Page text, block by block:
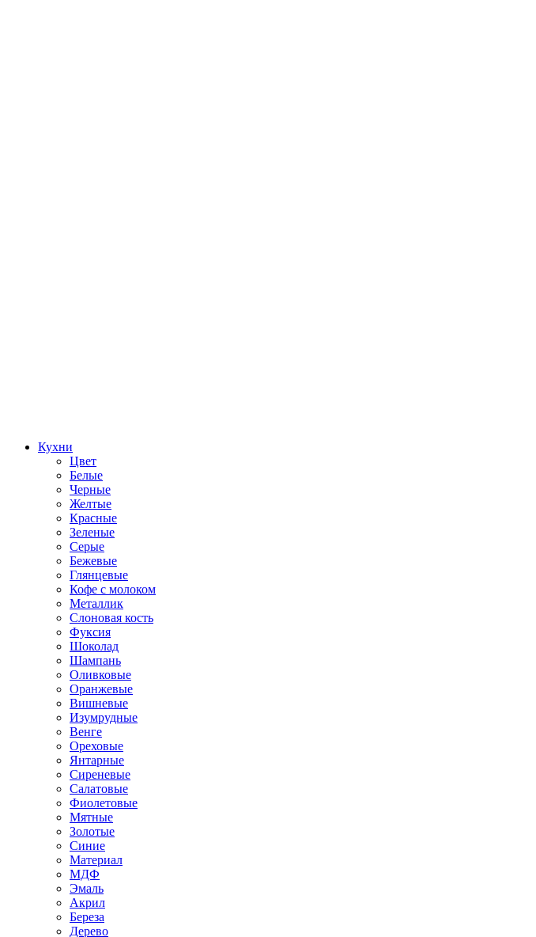
Кухни
Цвет
Белые
Черные
Желтые
Красные
Зеленые
Серые
Бежевые
Глянцевые
Кофе с молоком
Металлик
Слоновая кость
Фуксия
Шоколад
Шампань
Оливковые
Оранжевые
Вишневые
Изумрудные
Венге
Ореховые
Янтарные
Сиреневые
Салатовые
Фиолетовые
Мятные
Золотые
Синие
Материал
МДФ
Эмаль
Акрил
Береза
Дерево